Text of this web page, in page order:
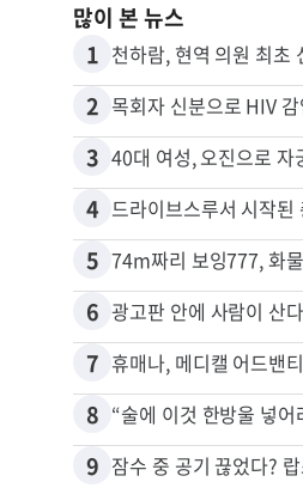
많이 본 뉴스
1
2
3 40대 여성, 오진으로 자
4
5
6
7
8
9